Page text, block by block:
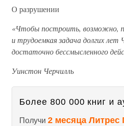
О разрушении
«Чтобы построить, возможно,
и трудоемкая задача долгих
достаточно бессмысленного
Уинстон Черчилль
Более 800 000 книг и
Получи 2 месяца Литрес